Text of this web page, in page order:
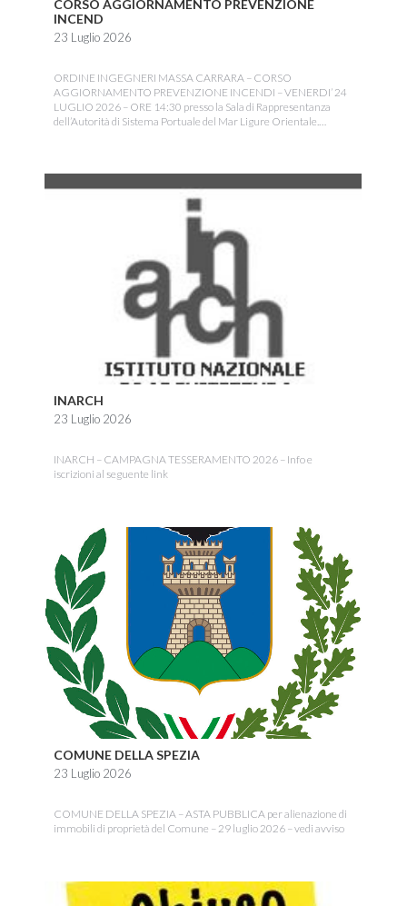
CORSO AGGIORNAMENTO PREVENZIONE
INCEND
23 Luglio 2026
ORDINE INGEGNERI MASSA CARRARA – CORSO
AGGIORNAMENTO PREVENZIONE INCENDI – VENERDI’ 24
LUGLIO 2026 – ORE 14:30 presso la Sala di Rappresentanza
dell’Autorità di Sistema Portuale del Mar Ligure Orientale.…
INARCH
23 Luglio 2026
INARCH – CAMPAGNA TESSERAMENTO 2026 – Info e
iscrizioni al seguente link
COMUNE DELLA SPEZIA
23 Luglio 2026
COMUNE DELLA SPEZIA – ASTA PUBBLICA per alienazione di
immobili di proprietà del Comune – 29 luglio 2026 – vedi avviso